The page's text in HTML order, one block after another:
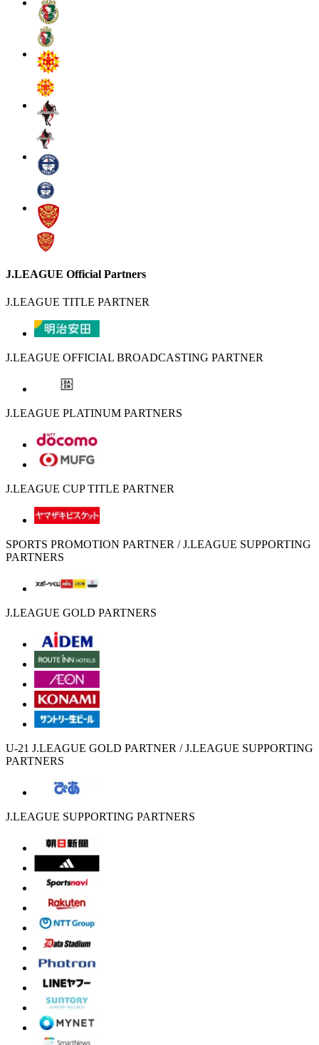
J.LEAGUE Official Partners
J.LEAGUE TITLE PARTNER
J.LEAGUE OFFICIAL BROADCASTING PARTNER
J.LEAGUE PLATINUM PARTNERS
J.LEAGUE CUP TITLE PARTNER
SPORTS PROMOTION PARTNER / J.LEAGUE SUPPORTING
PARTNERS
J.LEAGUE GOLD PARTNERS
U-21 J.LEAGUE GOLD PARTNER / J.LEAGUE SUPPORTING
PARTNERS
J.LEAGUE SUPPORTING PARTNERS